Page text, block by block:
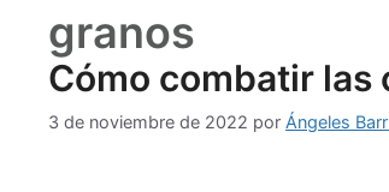
granos
Cómo combatir las
3 de noviembre de 2022 por Ángeles